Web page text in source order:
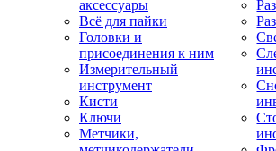
аксессуары
Всё для пайки
Головки и
присоединения к ним
Измерительный
инструмент
Кисти
Ключи
Метчики,